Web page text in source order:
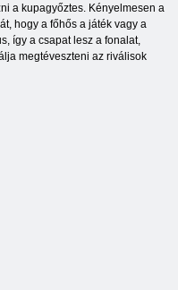
a kupagyőztes. Kényelmesen a
hogy a főhős a játék vagy a
így a csapat lesz a fonalat,
megtéveszteni az riválisok